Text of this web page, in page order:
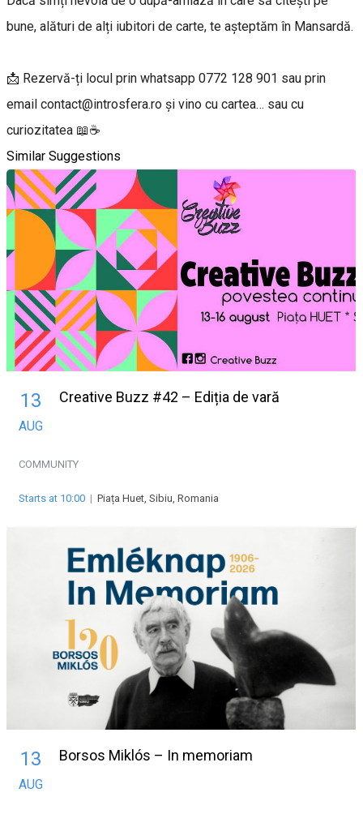
bune, alături de alți iubitori de carte, te așteptăm în Mansardă.
📩 Rezervă-ți locul prin whatsapp 0772 128 901 sau prin
email contact@introsfera.ro și vino cu cartea… sau cu
curiozitatea 📖☕
Similar Suggestions
13
AUG
Creative Buzz #42 – Ediția de vară
COMMUNITY
Starts at 10:00 | Piața Huet, Sibiu, Romania
13
AUG
Borsos Miklós – In memoriam